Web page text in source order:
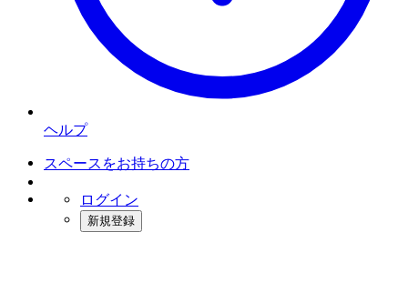
ヘルプ
スペースをお持ちの方
ログイン
新規登録